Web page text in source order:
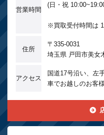
営業時間
(日・祝
※買取受付時間は
住所
〒335-0031
埼玉県 戸田市美女
アクセス
国道17号沿い、左
車でお越しのお客